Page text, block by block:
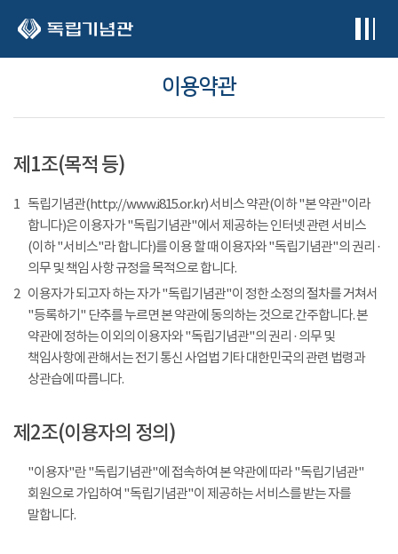
이용약관
제1조(목적 등)
1 독립기념관(http://www.i815.or.kr) 서비스 약관(이하 "본 약관"이라
합니다)은 이용자가 "독립기념관"에서 제공하는 인터넷 관련 서비스
(이하 "서비스"라 합니다)를 이용 할 때 이용자와 "독립기념관"의 권리 ·
의무 및 책임 사항 규정을 목적으로 합니다.
2 이용자가 되고자 하는 자가 "독립기념관"이 정한 소정의 절차를 거쳐서
"등록하기" 단추를 누르면 본 약관에 동의하는 것으로 간주합니다. 본
약관에 정하는 이외의 이용자와 "독립기념관"의 권리 · 의무 및
책임사항에 관해서는 전기 통신 사업법 기타 대한민국의 관련 법령과
상관습에 따릅니다.
제2조(이용자의 정의)
"이용자"란 "독립기념관"에 접속하여 본 약관에 따라 "독립기념관"
회원으로 가입하여 "독립기념관"이 제공하는 서비스를 받는 자를
말합니다.